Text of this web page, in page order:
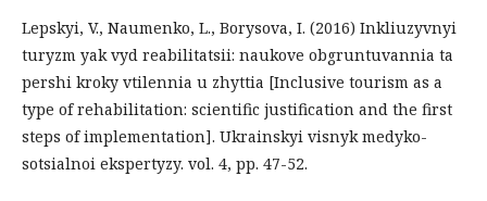
Lepskyi, V., Naumenko, L., Borysova, I. (2016) Inkliuzyvnyi
turyzm yak vyd reabilitatsii: naukove obgruntuvannia ta
pershi kroky vtilennia u zhyttia [Inclusive tourism as a
type of rehabilitation: scientific justification and the first
steps of implementation]. Ukrainskyi visnyk medyko-
sotsialnoi ekspertyzy. vol. 4, pp. 47-52.